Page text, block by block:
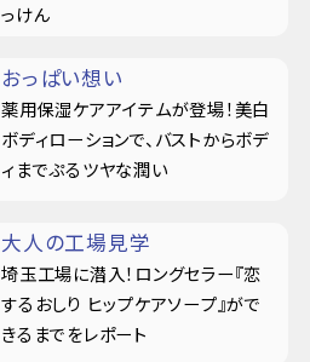
っけん
おっぱい想い
薬用保湿ケアアイテムが登場！美白
ボディローションで、バストからボデ
ィまでぷるツヤな潤い
大人の工場見学
埼玉工場に潜入！ロングセラー『恋
するおしり ヒップケアソープ』がで
きるまでをレポート